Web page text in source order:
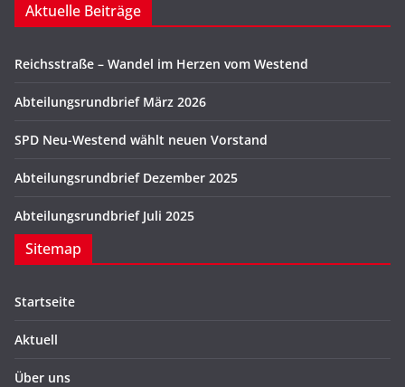
Aktuelle Beiträge
Reichsstraße – Wandel im Herzen vom Westend
Abteilungsrundbrief März 2026
SPD Neu-Westend wählt neuen Vorstand
Abteilungsrundbrief Dezember 2025
Abteilungsrundbrief Juli 2025
Sitemap
Startseite
Aktuell
Über uns